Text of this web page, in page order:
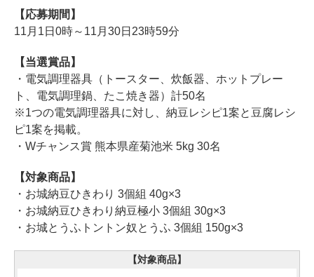
【応募期間】
11月1日0時～11月30日23時59分
【当選賞品】
・電気調理器具（トースター、炊飯器、ホットプレー
ト、電気調理鍋、たこ焼き器）計50名
※1つの電気調理器具に対し、納豆レシピ1案と豆腐レシ
ピ1案を掲載。
・Wチャンス賞 熊本県産菊池米 5kg 30名
【対象商品】
・お城納豆ひきわり 3個組 40g×3
・お城納豆ひきわり納豆極小 3個組 30g×3
・お城とうふトントン奴とうふ 3個組 150g×3
【対象商品】